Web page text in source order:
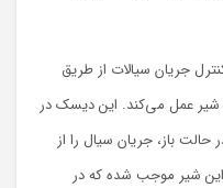
جریان سیالات از طریق
عمل می‌کند. این دیسک در
باز، جریان سیال را از
شیر موجب شده که در